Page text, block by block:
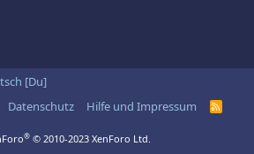
[Du]
Datenschutz Hilfe und Impressum
R
® © 2010-2023 XenForo Ltd.